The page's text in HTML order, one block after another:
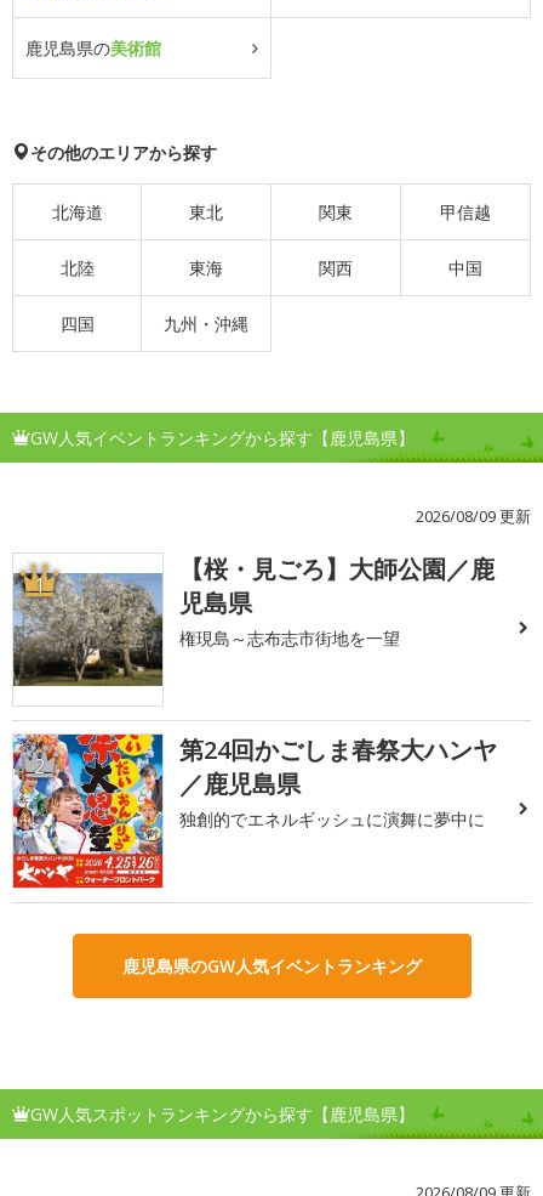
鹿児島県の美術館
その他のエリアから探す
北海道 東北 関東 甲信越
北陸 東海 関西 中国
四国 九州・沖縄
GW人気イベントランキングから探す【鹿児島県】
2026/08/09 更新
1
【桜・見ごろ】大師公園／鹿
児島県
権現島～志布志市街地を一望
2
第24回かごしま春祭大ハンヤ
／鹿児島県
独創的でエネルギッシュに演舞に夢中に
鹿児島県のGW人気イベントランキング
GW人気スポットランキングから探す【鹿児島県】